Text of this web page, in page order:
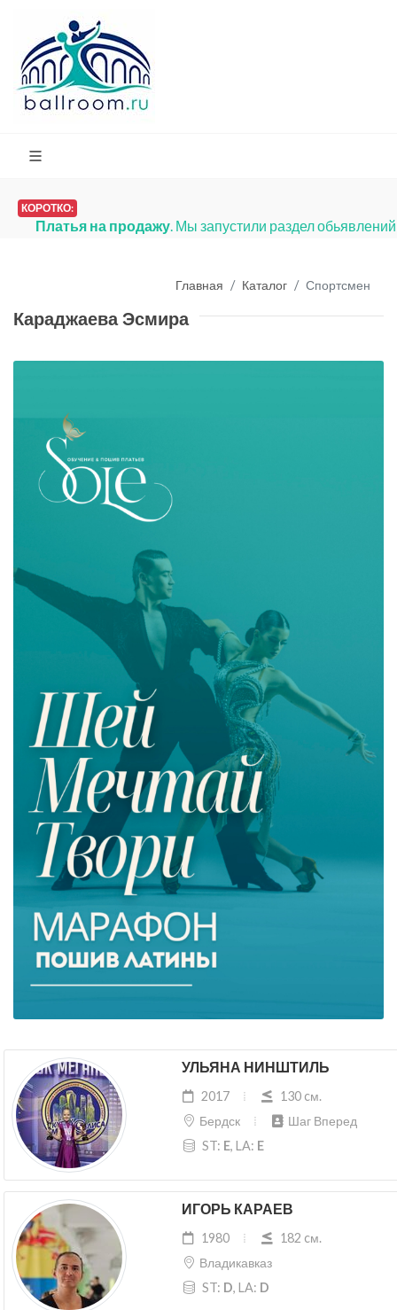
КОРОТКО:
Вся Ваша информация по очкам, классам,
Главная Каталог Спортсмен
Караджаева Эсмира
УЛЬЯНА НИНШТИЛЬ
2017
130 cм.
Бердск
Шаг Вперед
ST: E, LA: E
ИГОРЬ КАРАЕВ
1980
182 cм.
Владикавказ
ST: D, LA: D